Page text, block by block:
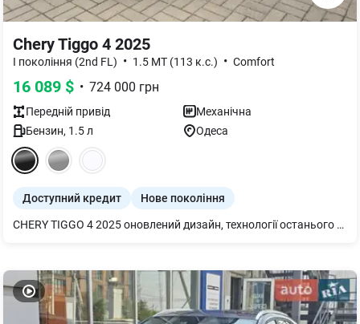
Chery Tiggo 4 2025
I покоління (2nd FL) • 1.5 MT (113 к.с.) • Comfort
16 089 $ • 724 000 грн
Передній привід
Механічна
Бензин, 1.5л Одеса
Доступний кредит Нове покоління
CHERY TIGGO 4 2025 оновлений дизайн, технології останього покоління та впевненість у кожному русі. це кроссовер, який відчуває тебе-на світлофорі, у заторі, за містом.